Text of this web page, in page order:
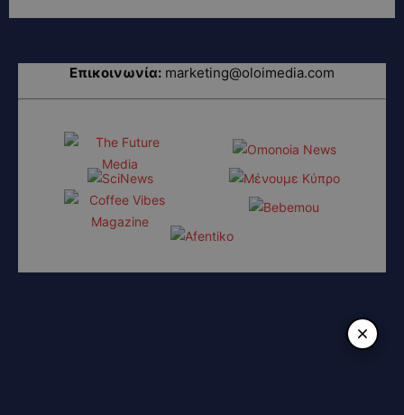
Επικοινωνία: marketing@oloimedia.com